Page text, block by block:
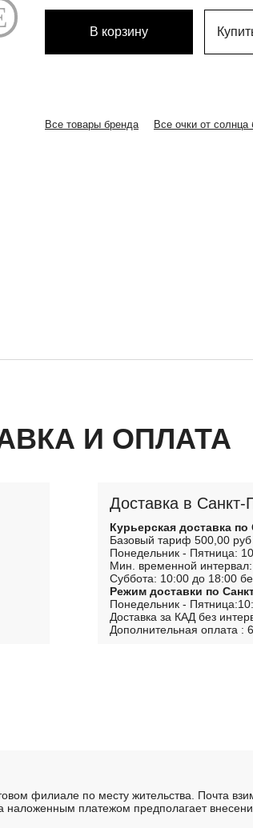
В корзину
Все товары бренда Все очки от солнца
И ОПЛАТА
Доставка в Санкт-
Курьерская доставка
Базовый тариф 500,00 руб
Понедельник - Пятница:
Мин. временной интервал:
Суббота: 10:00 до 18:00
Режим доставки по
Понедельник -
Доставка за КАД без
Дополнительная оплата :
филиале по месту жительства. Почта
платежом предполагает